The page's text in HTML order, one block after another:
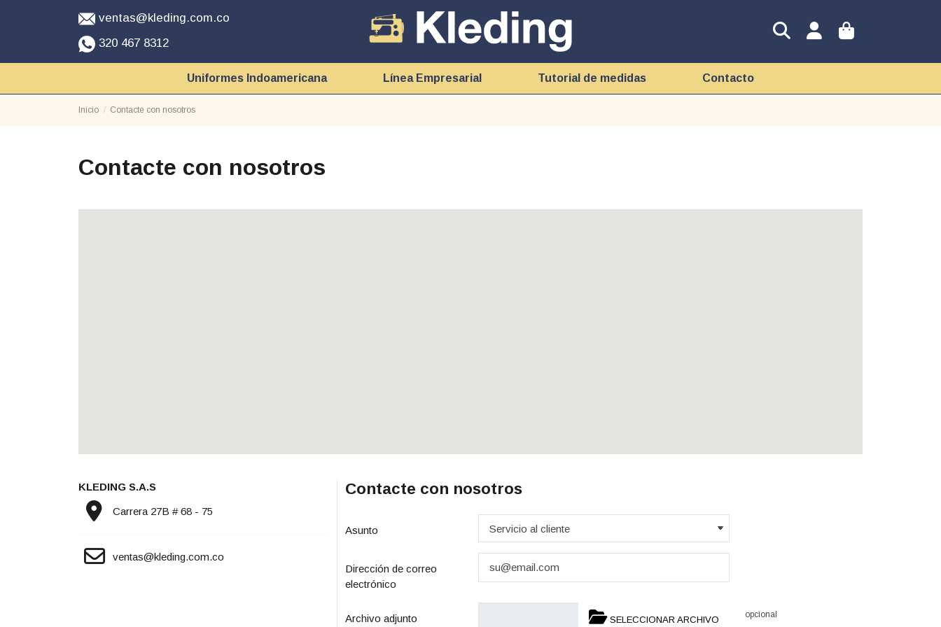
ventas@kleding.com.co
320 467 8312
Uniformes Indoamericana Línea Empresarial Tutorial de medidas Contacto
Inicio Contacte con nosotros
Contacte con nosotros
KLEDING S.A.S
Carrera 27B # 68 - 75
ventas@kleding.com.co
Contacte con nosotros
Asunto
Dirección de correo
electrónico
Archivo adjunto SELECCIONAR ARCHIVO
opcional